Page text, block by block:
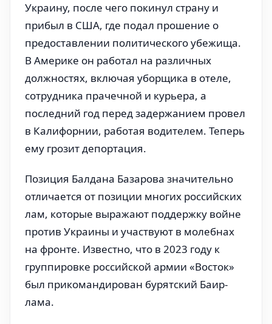
Украину, после чего покинул страну и
прибыл в США, где подал прошение о
предоставлении политического убежища.
В Америке он работал на различных
должностях, включая уборщика в отеле,
сотрудника прачечной и курьера, а
последний год перед задержанием провел
в Калифорнии, работая водителем. Теперь
ему грозит депортация.
Позиция Балдана Базарова значительно
отличается от позиции многих российских
лам, которые выражают поддержку войне
против Украины и участвуют в молебнах
на фронте. Известно, что в 2023 году к
группировке российской армии «Восток»
был прикомандирован бурятский Баир-
лама.